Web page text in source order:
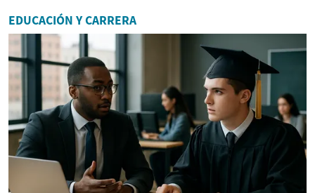
EDUCACIÓN Y CARRERA